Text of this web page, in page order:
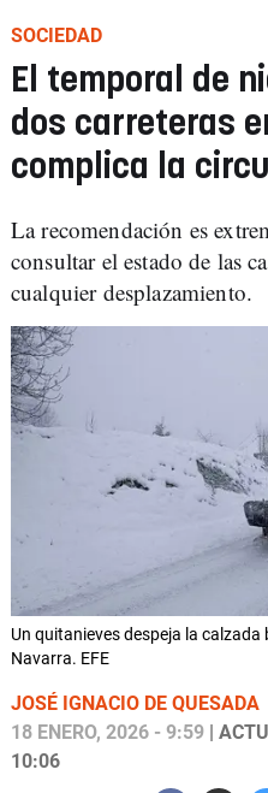
SOCIEDAD
El temporal de
dos carreteras
complica la
La recomendación es
consultar el estado de las
cualquier desplazamiento.
Un quitanieves despeja la
Navarra. EFE
JOSÉ IGNACIO DE QUESADA
18 ENERO, 2026 - 9:59 |
10:06